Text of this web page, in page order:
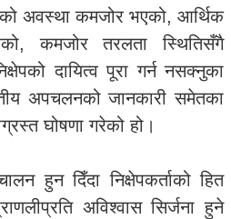
अवस्था कमजोर भएको, आर्थिक
कमजोर तरलता स्थितिसँगै
दायित्व पूरा गर्न नसक्नुका
अपचलनको जानकारी समेतका
घोषणा गरेको हो।
हुन दिँदा निक्षेपकर्ताको हित
अविश्वास सिर्जना हुने